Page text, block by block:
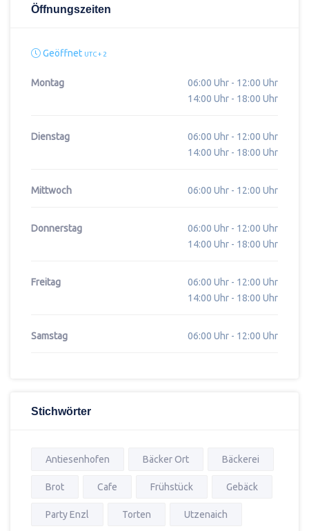
Öffnungszeiten
Geöffnet UTC + 2
Montag
06:00 Uhr - 12:00 Uhr
14:00 Uhr - 18:00 Uhr
Dienstag
06:00 Uhr - 12:00 Uhr
14:00 Uhr - 18:00 Uhr
Mittwoch 06:00 Uhr - 12:00 Uhr
Donnerstag
06:00 Uhr - 12:00 Uhr
14:00 Uhr - 18:00 Uhr
Freitag
06:00 Uhr - 12:00 Uhr
14:00 Uhr - 18:00 Uhr
Samstag 06:00 Uhr - 12:00 Uhr
Stichwörter
Antiesenhofen Bäcker Ort Bäckerei
Brot Cafe Frühstück Gebäck
Party Enzl Torten Utzenaich